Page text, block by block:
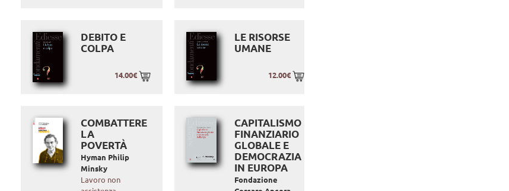
DEBITO E
COLPA
14.00€
LE RISORSE
UMANE
12.00€
COMBATTERE
LA
POVERTÀ
Hyman Philip
Minsky
Lavoro non
CAPITALISMO
FINANZIARIO
GLOBALE E
DEMOCRAZIA
IN EUROPA
Fondazione